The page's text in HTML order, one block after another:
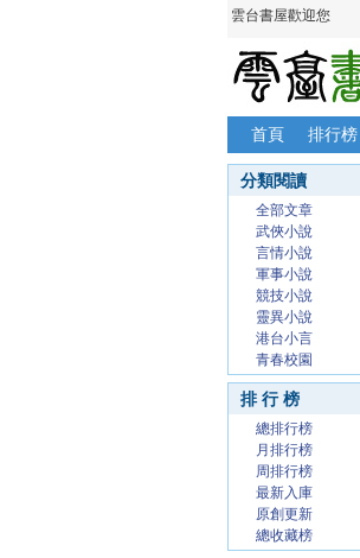
雲台書屋歡迎您
首頁 排行榜
分類閱讀
全部文章
武俠小說
言情小說
軍事小說
競技小說
靈異小說
港台小言
青春校園
排 行 榜
總排行榜
月排行榜
周排行榜
最新入庫
原創更新
總收藏榜